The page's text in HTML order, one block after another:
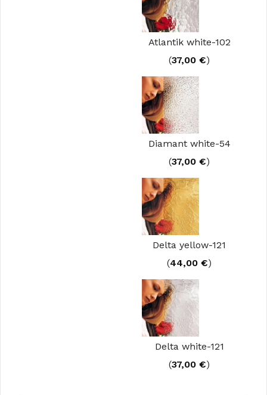
Atlantik white-102
(37,00 €)
Diamant white-54
(37,00 €)
Delta yellow-121
(44,00 €)
Delta white-121
(37,00 €)